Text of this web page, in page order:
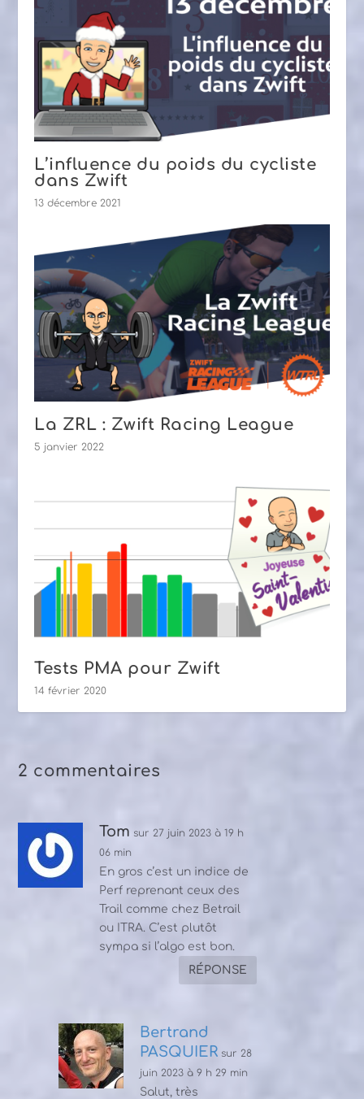
L’influence du poids du cycliste
dans Zwift
13 décembre 2021
La ZRL : Zwift Racing League
5 janvier 2022
Tests PMA pour Zwift
14 février 2020
2 commentaires
Tom sur 27 juin 2023 à 19 h
06 min
En gros c’est un indice de
Perf reprenant ceux des
Trail comme chez Betrail
ou ITRA. C’est plutôt
sympa si l’algo est bon.
RÉPONSE
Bertrand
PASQUIER sur 28
juin 2023 à 9 h 29 min
Salut, très